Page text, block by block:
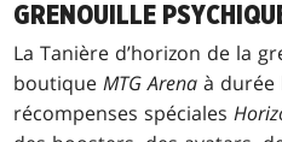
GRENOUILLE
La Tanière d’horizon de la
boutiqueMTG Arena à durée
récompenses spéciales